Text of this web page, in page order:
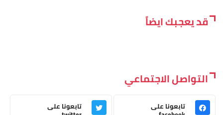
قد يعجبك ايضاً
التواصل الاجتماعي
تابعونا على تابعونا على